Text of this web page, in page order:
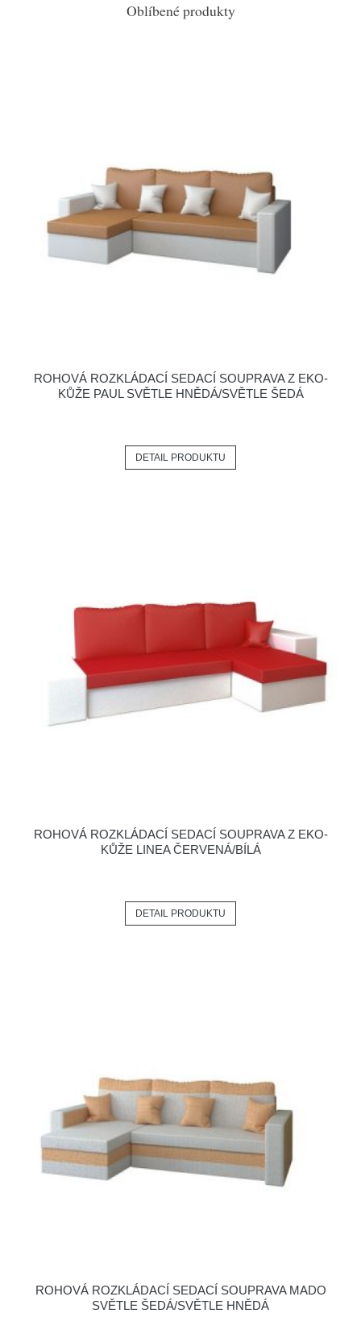
Oblíbené produkty
ROHOVÁ ROZKLÁDACÍ SEDACÍ SOUPRAVA Z EKO-
KŮŽE PAUL SVĚTLE HNĚDÁ/SVĚTLE ŠEDÁ
DETAIL PRODUKTU
ROHOVÁ ROZKLÁDACÍ SEDACÍ SOUPRAVA Z EKO-
KŮŽE LINEA ČERVENÁ/BÍLÁ
DETAIL PRODUKTU
ROHOVÁ ROZKLÁDACÍ SEDACÍ SOUPRAVA MADO
SVĚTLE ŠEDÁ/SVĚTLE HNĚDÁ